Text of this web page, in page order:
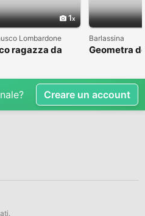
1
Lombardone
ragazza da
Barlassina
Geometra
Creare un account